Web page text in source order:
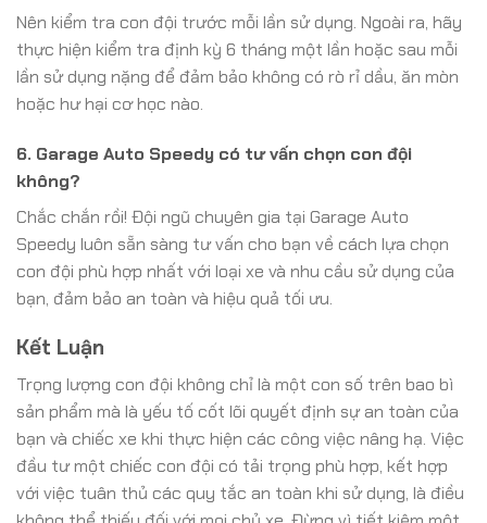
Nên kiểm tra con đội trước mỗi lần sử dụng. Ngoài ra, hãy
thực hiện kiểm tra định kỳ 6 tháng một lần hoặc sau mỗi
lần sử dụng nặng để đảm bảo không có rò rỉ dầu, ăn mòn
hoặc hư hại cơ học nào.
6. Garage Auto Speedy có tư vấn chọn con đội
không?
Chắc chắn rồi! Đội ngũ chuyên gia tại Garage Auto
Speedy luôn sẵn sàng tư vấn cho bạn về cách lựa chọn
con đội phù hợp nhất với loại xe và nhu cầu sử dụng của
bạn, đảm bảo an toàn và hiệu quả tối ưu.
Kết Luận
Trọng lượng con đội không chỉ là một con số trên bao bì
sản phẩm mà là yếu tố cốt lõi quyết định sự an toàn của
bạn và chiếc xe khi thực hiện các công việc nâng hạ. Việc
đầu tư một chiếc con đội có tải trọng phù hợp, kết hợp
với việc tuân thủ các quy tắc an toàn khi sử dụng, là điều